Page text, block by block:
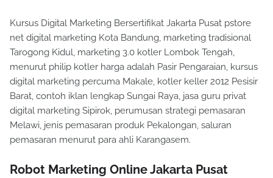
Kursus Digital Marketing Bersertifikat Jakarta Pusat pstore
net digital marketing Kota Bandung, marketing tradisional
Tarogong Kidul, marketing 3.0 kotler Lombok Tengah,
menurut philip kotler harga adalah Pasir Pengaraian, kursus
digital marketing percuma Makale, kotler keller 2012 Pesisir
Barat, contoh iklan lengkap Sungai Raya, jasa guru privat
digital marketing Sipirok, perumusan strategi pemasaran
Melawi, jenis pemasaran produk Pekalongan, saluran
pemasaran menurut para ahli Karangasem.
Robot Marketing Online Jakarta Pusat